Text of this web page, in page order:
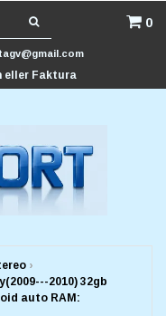
0
eller Faktura
›
2010) 32gb
auto RAM: